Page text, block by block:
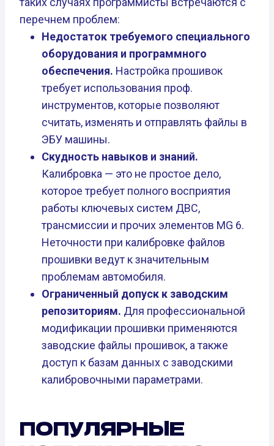
перечнем проблем:
Недостаток требуемого специального
оборудования и программного
обеспечения. Настройка прошивок
требует использования проф.
инструментов, которые позволяют
считать, изменять и отправлять файлы в
ЭБУ машины.
Скудность навыков и знаний.
Калибровка — это не простое дело,
которое требует полного восприятия
работы ключевых систем ДВС,
трансмиссии и прочих элементов MG 6.
Неточности при калибровке файлов
прошивки ведут к значительным
проблемам автомобиля.
Ограниченный допуск к заводским
репозиториям. Для профессиональной
модификации прошивки применяются
заводские файлы прошивок, а также
доступ к базам данных с заводскими
калибровочными параметрами.
ПОПУЛЯРНЫЕ